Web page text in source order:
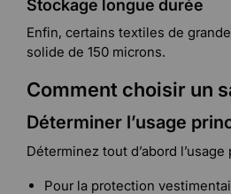
Stockage longue durée
Enfin, certains textiles de
solide de 150 microns.
Comment choisir un
Déterminer l’usage
Déterminez tout d’abord
Pour la protection